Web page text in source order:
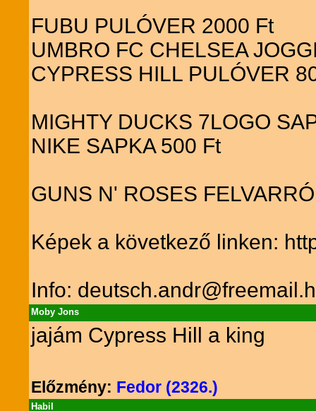
FUBU PULÓVER 2000 Ft
UMBRO FC CHELSEA
CYPRESS HILL PULÓVER
MIGHTY DUCKS 7LOGO
NIKE SAPKA 500 Ft
GUNS N' ROSES
Képek a következő linken:
Info:
Moby Jons
jajám Cypress Hill a king
Előzmény: Fedor (2326.)
Habil